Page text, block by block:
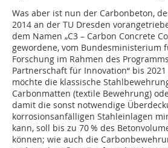
Was aber ist nun der Carbonbeton,
2014 an der TU Dresden
dem Namen „C3 – Carbon Concrete
gewordene, vom Bundesministerium
Forschung im Rahmen des
Partnerschaft für Innovation“ bis
möchte die klassische
Carbonmatten (textile Bewehrung)
damit die sonst notwendige
korrosionsanfälligen Stahleinlagen
kann, soll bis zu 70 % des
können; wie auch die